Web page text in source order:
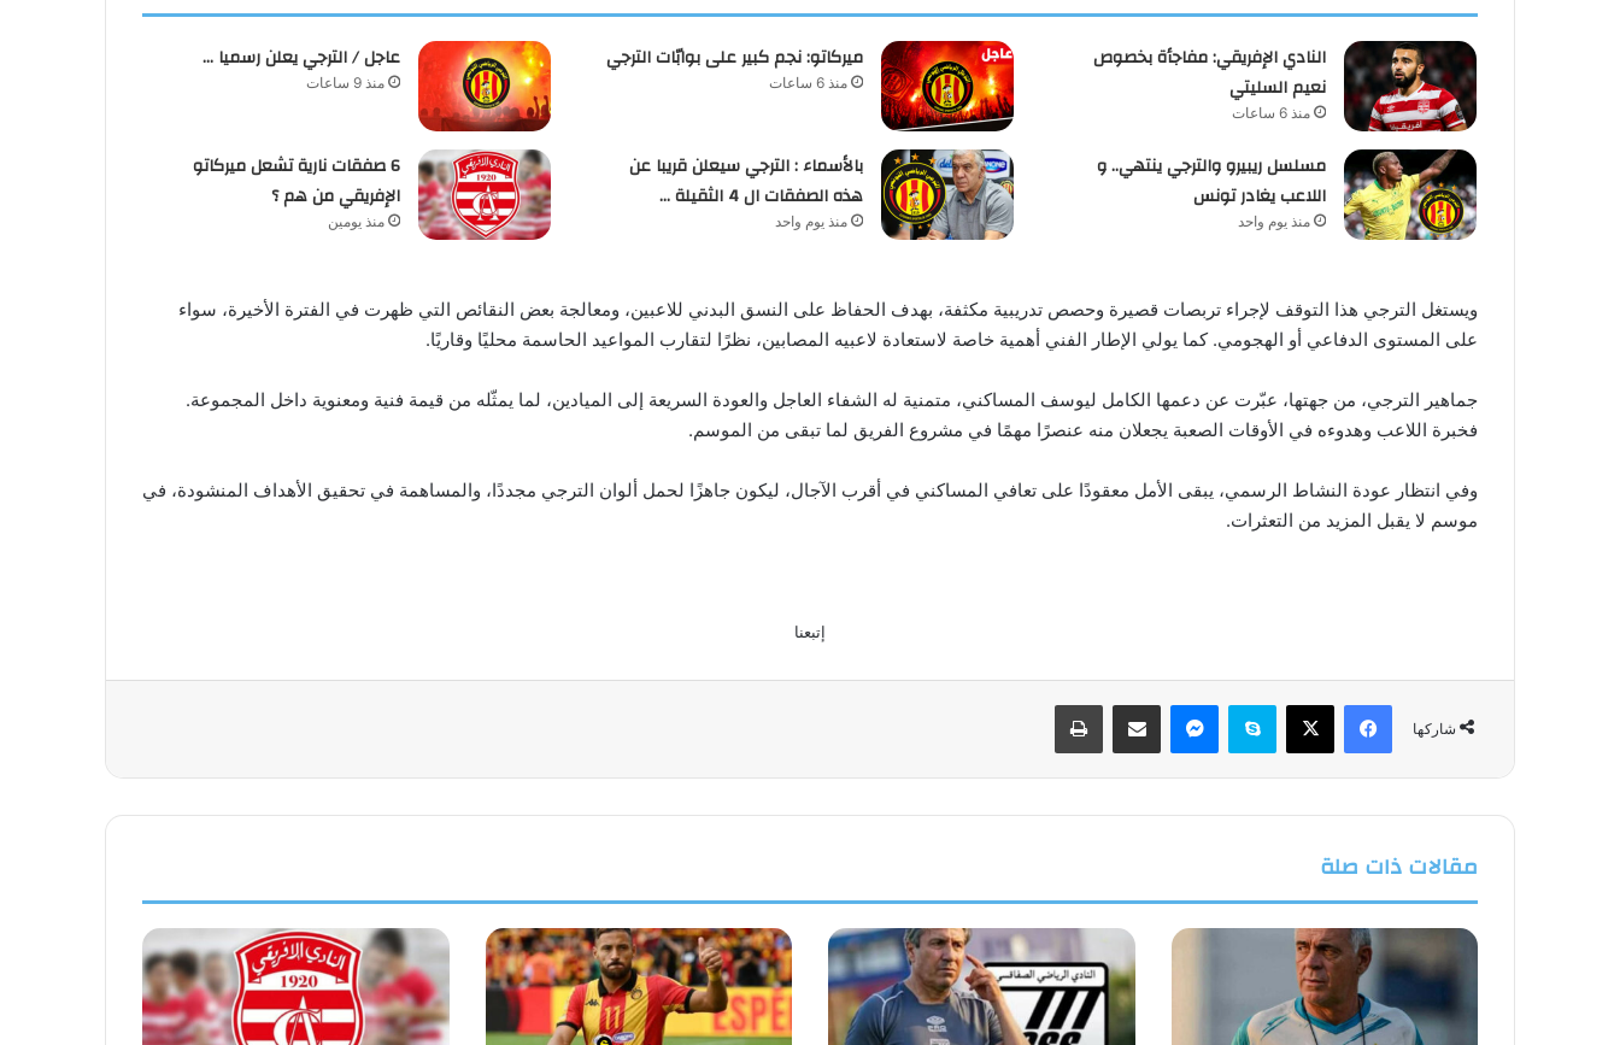
النادي الإفريقي: مفاجأة بخصوص
نعيم السليتي
منذ 6 ساعات
ميركاتو: نجم كبير على بوابّات الترجي
منذ 6 ساعات
عاجل / الترجي يعلن رسميا …
منذ 9 ساعات
مسلسل ريبيرو والترجي ينتهي.. و
اللاعب يغادر تونس
منذ يوم واحد
بالأسماء : الترجي سيعلن قريبا عن
هذه الصفقات ال 4 الثقيلة …
منذ يوم واحد
6 صفقات نارية تشعل ميركاتو
الإفريقي من هم ؟
منذ يومين
ويستغل الترجي هذا التوقف لإجراء تربصات قصيرة وحصص تدريبية مكثفة، بهدف الحفاظ على النسق البدني للاعبين، ومعالجة بعض النقائص التي ظهرت في الفترة الأخيرة، سواء
على المستوى الدفاعي أو الهجومي. كما يولي الإطار الفني أهمية خاصة لاستعادة لاعبيه المصابين، نظرًا لتقارب المواعيد الحاسمة محليًا وقاريًا.
جماهير الترجي، من جهتها، عبّرت عن دعمها الكامل ليوسف المساكني، متمنية له الشفاء العاجل والعودة السريعة إلى الميادين، لما يمثّله من قيمة فنية ومعنوية داخل المجموعة.
فخبرة اللاعب وهدوءه في الأوقات الصعبة يجعلان منه عنصرًا مهمًا في مشروع الفريق لما تبقى من الموسم.
وفي انتظار عودة النشاط الرسمي، يبقى الأمل معقودًا على تعافي المساكني في أقرب الآجال، ليكون جاهزًا لحمل ألوان الترجي مجددًا، والمساهمة في تحقيق الأهداف المنشودة، في
موسم لا يقبل المزيد من التعثرات.
إتبعنا
شاركها
فيسبوك سكايب
مقالات ذات صلة